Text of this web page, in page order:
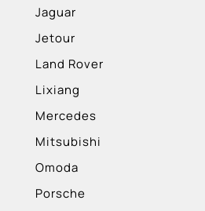
Jaguar
Jetour
Land Rover
Lixiang
Mercedes
Mitsubishi
Omoda
Porsche